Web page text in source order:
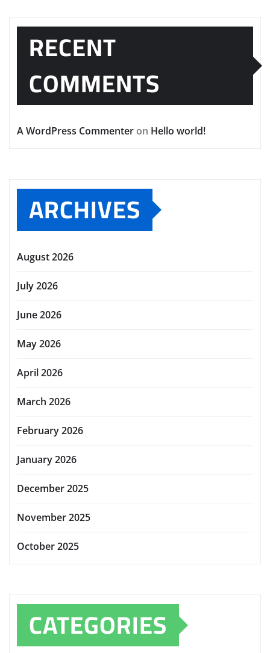
RECENT
COMMENTS
A WordPress Commenter on Hello world!
ARCHIVES
August 2026
July 2026
June 2026
May 2026
April 2026
March 2026
February 2026
January 2026
December 2025
November 2025
October 2025
CATEGORIES